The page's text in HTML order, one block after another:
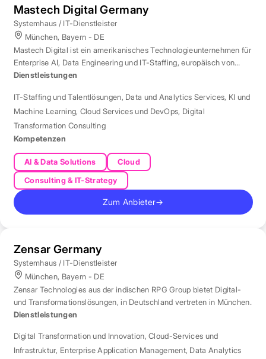
Mastech Digital Germany
Systemhaus / IT-Dienstleister
München, Bayern - DE
Mastech Digital ist ein amerikanisches Technologieunternehmen für
Enterprise AI, Data Engineering und IT-Staffing, europäisch von
London aus betreut.
Dienstleistungen
IT-Staffing und Talentlösungen, Data und Analytics Services, KI und
Machine Learning, Cloud Services und DevOps, Digital
Transformation Consulting
Kompetenzen
AI & Data Solutions
Cloud
Consulting & IT-Strategy
Zum Anbieter→
Zensar Germany
Systemhaus / IT-Dienstleister
München, Bayern - DE
Zensar Technologies aus der indischen RPG Group bietet Digital-
und Transformationslösungen, in Deutschland vertreten in München.
Dienstleistungen
Digital Transformation und Innovation,Cloud-Services und
Infrastruktur, Enterprise Application Management, Data Analytics